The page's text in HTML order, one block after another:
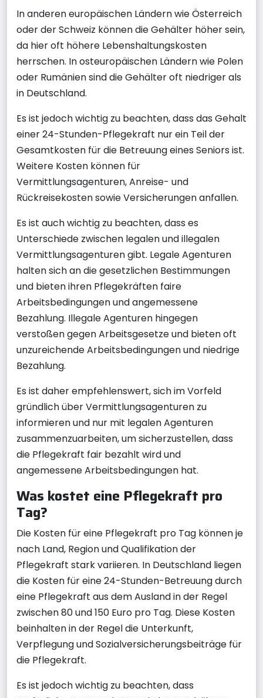
In anderen europäischen Ländern wie Österreich
oder der Schweiz können die Gehälter höher sein,
da hier oft höhere Lebenshaltungskosten
herrschen. In osteuropäischen Ländern wie Polen
oder Rumänien sind die Gehälter oft niedriger als
in Deutschland.
Es ist jedoch wichtig zu beachten, dass das Gehalt
einer 24-Stunden-Pflegekraft nur ein Teil der
Gesamtkosten für die Betreuung eines Seniors ist.
Weitere Kosten können für
Vermittlungsagenturen, Anreise- und
Rückreisekosten sowie Versicherungen anfallen.
Es ist auch wichtig zu beachten, dass es
Unterschiede zwischen legalen und illegalen
Vermittlungsagenturen gibt. Legale Agenturen
halten sich an die gesetzlichen Bestimmungen
und bieten ihren Pflegekräften faire
Arbeitsbedingungen und angemessene
Bezahlung. Illegale Agenturen hingegen
verstoßen gegen Arbeitsgesetze und bieten oft
unzureichende Arbeitsbedingungen und niedrige
Bezahlung.
Es ist daher empfehlenswert, sich im Vorfeld
gründlich über Vermittlungsagenturen zu
informieren und nur mit legalen Agenturen
zusammenzuarbeiten, um sicherzustellen, dass
die Pflegekraft fair bezahlt wird und
angemessene Arbeitsbedingungen hat.
Was kostet eine Pflegekraft pro
Tag?
Die Kosten für eine Pflegekraft pro Tag können je
nach Land, Region und Qualifikation der
Pflegekraft stark variieren. In Deutschland liegen
die Kosten für eine 24-Stunden-Betreuung durch
eine Pflegekraft aus dem Ausland in der Regel
zwischen 80 und 150 Euro pro Tag. Diese Kosten
beinhalten in der Regel die Unterkunft,
Verpflegung und Sozialversicherungsbeiträge für
die Pflegekraft.
Es ist jedoch wichtig zu beachten, dass